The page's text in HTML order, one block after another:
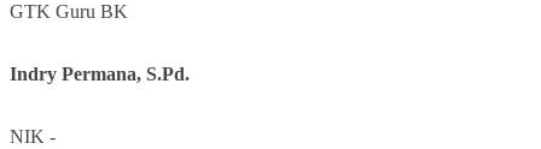
GTK Guru BK
Indry Permana, S.Pd.
NIK -